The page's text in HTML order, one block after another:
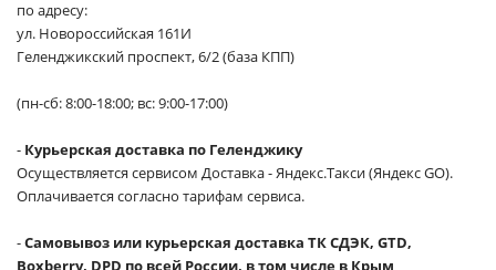
по адресу:
ул. Новороссийская 161И
Геленджикский проспект, 6/2 (база КПП)
(пн-сб: 8:00-18:00; вс: 9:00-17:00)
- Курьерская доставка по Геленджику
Осуществляется сервисом Доставка - Яндекс.Такси (Яндекс GO).
Оплачивается согласно тарифам сервиса.
-Самовывоз или курьерская доставка ТК СДЭК, GTD,
Boxberry, DPD по всей России, в том числе в Крым